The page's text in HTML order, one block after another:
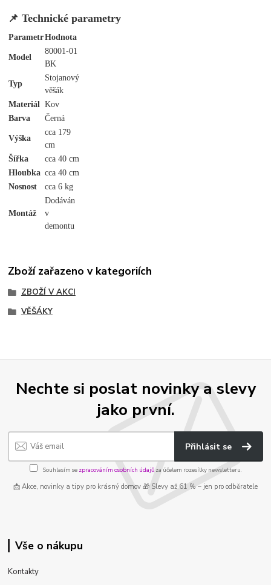
📌 Technické parametry
ParametrHodnota
Model
80001-01
BK
Typ
Stojanový
věšák
Materiál
Kov
Barva
Černá
Výška
cca 179
cm
Šířka
cca 40 cm
Hloubka cca 40 cm
Nosnost
cca 6 kg
Montáž
Dodáván
v
demontu
Zboží zařazeno v kategoriích
ZBOŽÍ V AKCI
VĚŠÁKY
Nechte si poslat novinky a slevy
jako první.
Přihlásit se
Souhlasím se zpracováním osobních údajůza účelem rozesílky newsletteru.
📩 Akce, novinky a tipy pro krásný domov 🎁 Slevy až 61 % – jen pro odběratele
Vše o nákupu
Kontakty